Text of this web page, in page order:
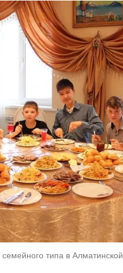
типа в